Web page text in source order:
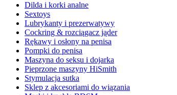
Dilda i korki analne
Sextoys
Lubrykanty i prezerwatywy
Cockring & rozciągacz jąder
Rękawy i osłony na penisa
Pompki do penisa
Maszyna do seksu i dojarka
Pieprzone maszyny HiSmith
Stymulacja sutka
Sklep z akcesoriami do wiązania